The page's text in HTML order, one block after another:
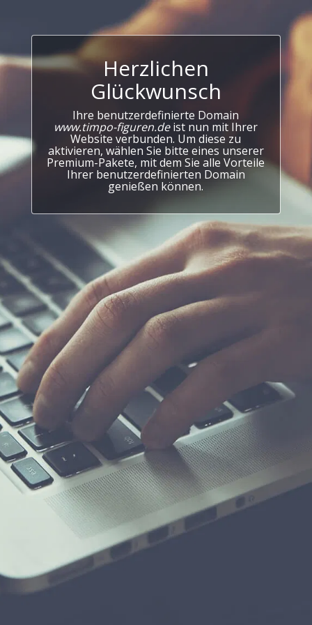
Herzlichen
Glückwunsch
Ihre benutzerdefinierte Domain
www.timpo-figuren.deist nun mit Ihrer
Website verbunden. Um diese zu
aktivieren, wählen Sie bitte eines unserer
Premium-Pakete, mit dem Sie alle Vorteile
Ihrer benutzerdefinierten Domain
genießen können.